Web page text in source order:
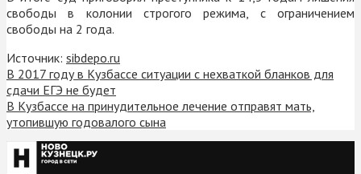
свободы в колонии строгого режима, с ограничением
свободы на 2 года.
Источник: sibdepo.ru
В 2017 году в Кузбассе ситуации с нехваткой бланков для
сдачи ЕГЭ не будет
В Кузбассе на принудительное лечение отправят мать,
утопившую годовалого сына